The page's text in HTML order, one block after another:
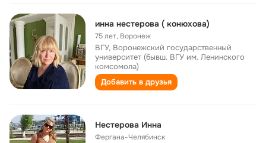
инна нестерова ( конюхова)
75 лет, Воронеж
ВГУ, Воронежский государственный
университет (бывш. ВГУ им. Ленинского
комсомола)
Добавить в друзья
Нестерова Инна
Фергана-Челябинск